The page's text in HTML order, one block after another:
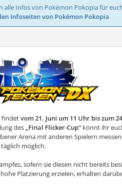
alle Infos von Pokémon Pokopia für
Infoseiten von Pokémon Pokopia
findetvom 21. Juni um 11 Uhr bis zum
des „Final Flicker-Cup“ könnt ihr
Arena mit anderen Spielern
möglich.
sofern sie diesen nicht bereits
Platzierung erzielen, erhalten